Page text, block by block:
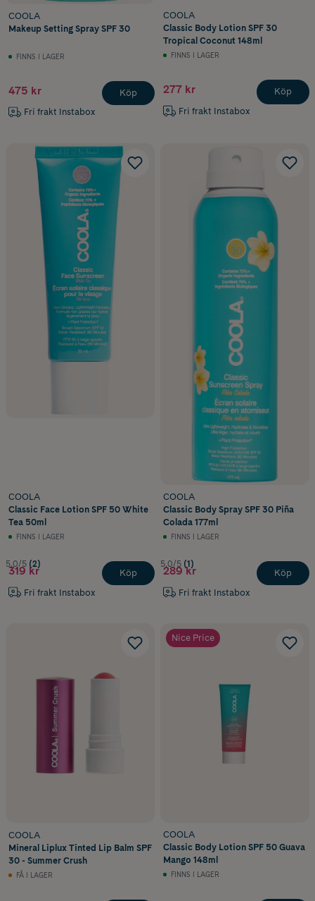
COOLA
Makeup Setting Spray SPF 30
FINNS I LAGER
475 kr
Fri frakt Instabox
Köp
COOLA
Classic Body Lotion SPF 30
Tropical Coconut 148ml
FINNS I LAGER
277 kr
Fri frakt Instabox
Köp
COOLA
Classic Face Lotion SPF 50 White
Tea 50ml
FINNS I LAGER
5.0/5 (2)
319 kr
Fri frakt Instabox
Köp
COOLA
Classic Body Spray SPF 30 Piña
Colada 177ml
FINNS I LAGER
5.0/5 (1)
289 kr
Fri frakt Instabox
Köp
COOLA
Mineral Liplux Tinted Lip Balm SPF
30 - Summer Crush
FÅ I LAGER
Nice Price
COOLA
Classic Body Lotion SPF 50 Guava
Mango 148ml
FINNS I LAGER